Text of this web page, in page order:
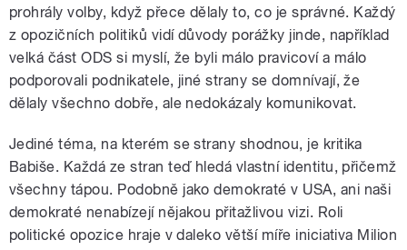
prohrály volby, když přece dělaly to, co je správné. Každý
z opozičních politiků vidí důvody porážky jinde, například
velká část ODS si myslí, že byli málo pravicoví a málo
podporovali podnikatele, jiné strany se domnívají, že
dělaly všechno dobře, ale nedokázaly komunikovat.
Jediné téma, na kterém se strany shodnou, je kritika
Babiše. Každá ze stran teď hledá vlastní identitu, přičemž
všechny tápou. Podobně jako demokraté v USA, ani naši
demokraté nenabízejí nějakou přitažlivou vizi. Roli
politické opozice hraje v daleko větší míře iniciativa Milion